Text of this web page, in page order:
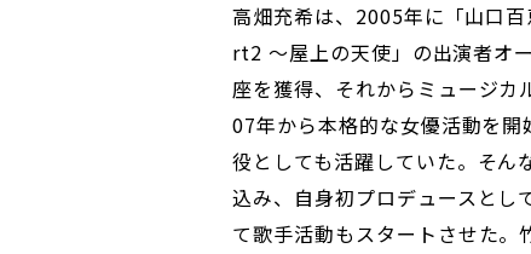
高畑充希は、2005年に「山口
rt2 ～屋上の天使」の出演者オ
座を獲得、それからミュージ
07年から本格的な女優活動を
役としても活躍していた。そん
込み、自身初プロデュースとし
て歌手活動もスタートさせた。